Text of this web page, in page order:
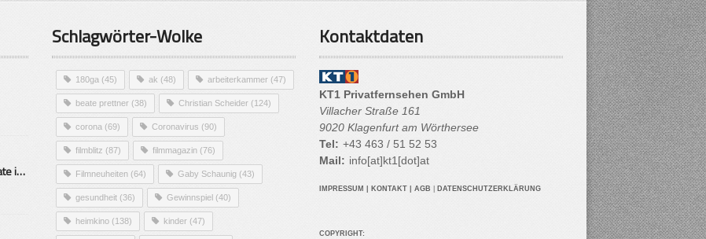
Alarmierende Selbstmordrate in Kärnten
Schlagwörter-Wolke
180ga (45) ak (48) arbeiterkammer (47)
beate prettner (38) Christian Scheider (124)
corona (69) Coronavirus (90)
filmblitz (87) filmmagazin (76)
Filmneuheiten (64) Gaby Schaunig (43)
gesundheit (36) Gewinnspiel (40)
heimkino (138) kinder (47)
Kontaktdaten
KT1 Privatfernsehen GmbH
Villacher Straße 161
9020 Klagenfurt am Wörthersee
Tel: +43 463 / 51 52 53
Mail: info[at]kt1[dot]at
IMPRESSUM KONTAKT AGB DATENSCHUTZERKLÄRUNG
COPYRIGHT: